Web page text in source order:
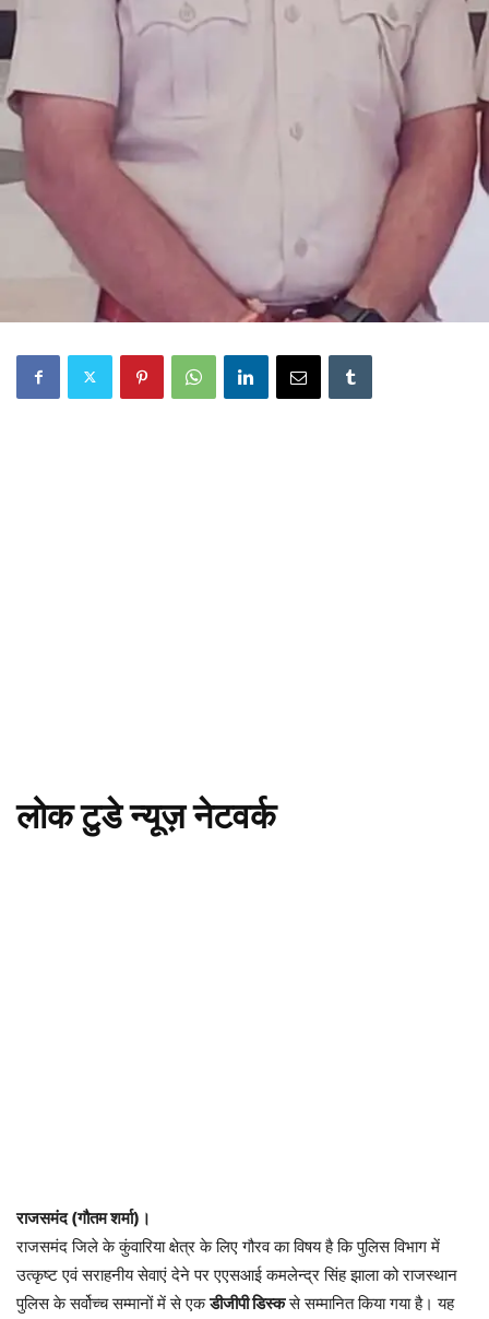
लोक टुडे न्यूज़ नेटवर्क
राजसमंद (गौतम शर्मा)।
राजसमंद जिले के कुंवारिया क्षेत्र के लिए गौरव का विषय है कि पुलिस विभाग में
उत्कृष्ट एवं सराहनीय सेवाएं देने पर एएसआई कमलेन्द्र सिंह झाला को राजस्थान
पुलिस के सर्वोच्च सम्मानों में से एकडीजीपी डिस्कसे सम्मानित किया गया है। यह